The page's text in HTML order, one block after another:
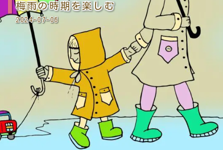
梅雨の時期を楽しむ
2024-07-06